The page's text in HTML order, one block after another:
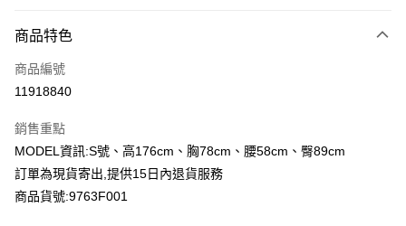
信用卡一次付款
超商取貨付款
Apple Pay
Google Pay
商品特色
商品編號
11918840
銷售重點
MODEL資訊:S號、高176cm、胸78cm、腰58cm、臀89cm
訂單為現貨寄出,提供15日內退貨服務
商品貨號:9763F001